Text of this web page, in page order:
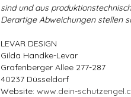
sind und aus
Derartige Abweichungen stellen
LEVAR DESIGN
Gilda Handke-Levar
Grafenberger Allee 277-287
40237 Düsseldorf
Website: www.dein-